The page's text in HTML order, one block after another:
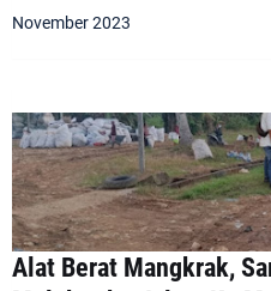
November 2023
Alat Berat Mangkrak,